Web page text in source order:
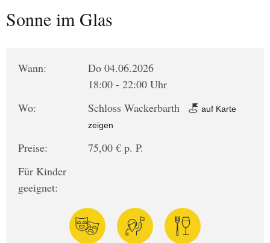
Sonne im Glas
Wann:
Do 04.06.2026
18:00 - 22:00 Uhr
Wo:
Schloss Wackerbarth
auf Karte
zeigen
Preise:
75,00 € p. P.
Für Kinder
geeignet: